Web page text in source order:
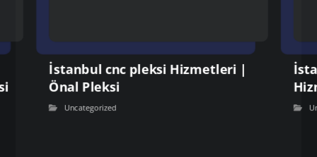
İstanbul cnc pleksi Hizmetleri |
Önal Pleksi
Uncategorized